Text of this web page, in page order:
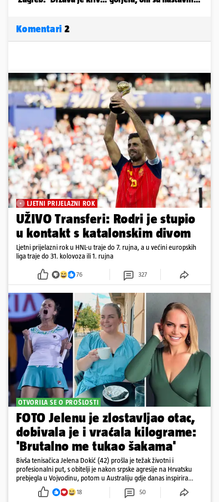
Komentari 2
LJETNI PRIJELAZNI ROK
UŽIVO Transferi: Rodri je stupio
u kontakt s katalonskim divom
Ljetni prijelazni rok u HNL-u traje do 7. rujna, a u većini europskih
liga traje do 31. kolovoza ili 1. rujna
76 327
OTVORILA SE O PROŠLOSTI
FOTO Jelenu je zlostavljao otac,
dobivala je i vraćala kilograme:
'Brutalno me tukao šakama'
Bivša tenisačica Jelena Dokić (42) prošla je težak životni i
profesionalni put, s obitelji je nakon srpske agresije na Hrvatsku
prebjegla u Vojvodinu, potom u Australiju gdje danas inspirira
18 50